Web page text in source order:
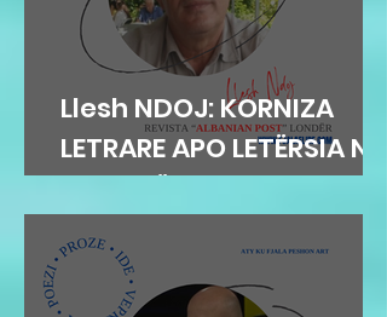
Llesh NDOJ: KORNIZA
LETRARE APO LETËRSIA NË
KORNIZË